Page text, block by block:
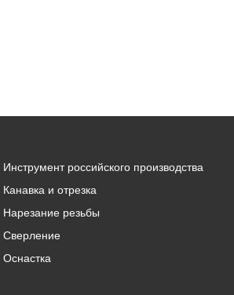
Инструмент российского производства
Канавка и отрезка
Нарезание резьбы
Сверление
Оснастка